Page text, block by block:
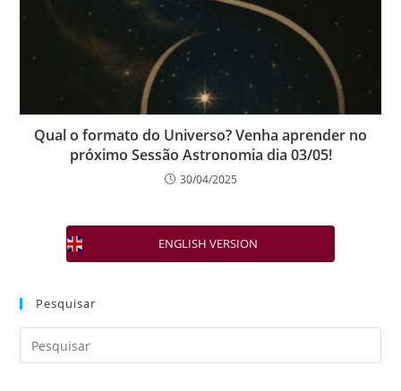
Qual o formato do Universo? Venha aprender no
próximo Sessão Astronomia dia 03/05!
30/04/2025
ENGLISH VERSION
Pesquisar